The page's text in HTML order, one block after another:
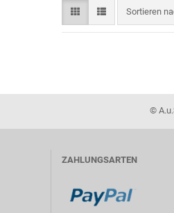
Sortieren
©
ZAHLUNGSARTEN